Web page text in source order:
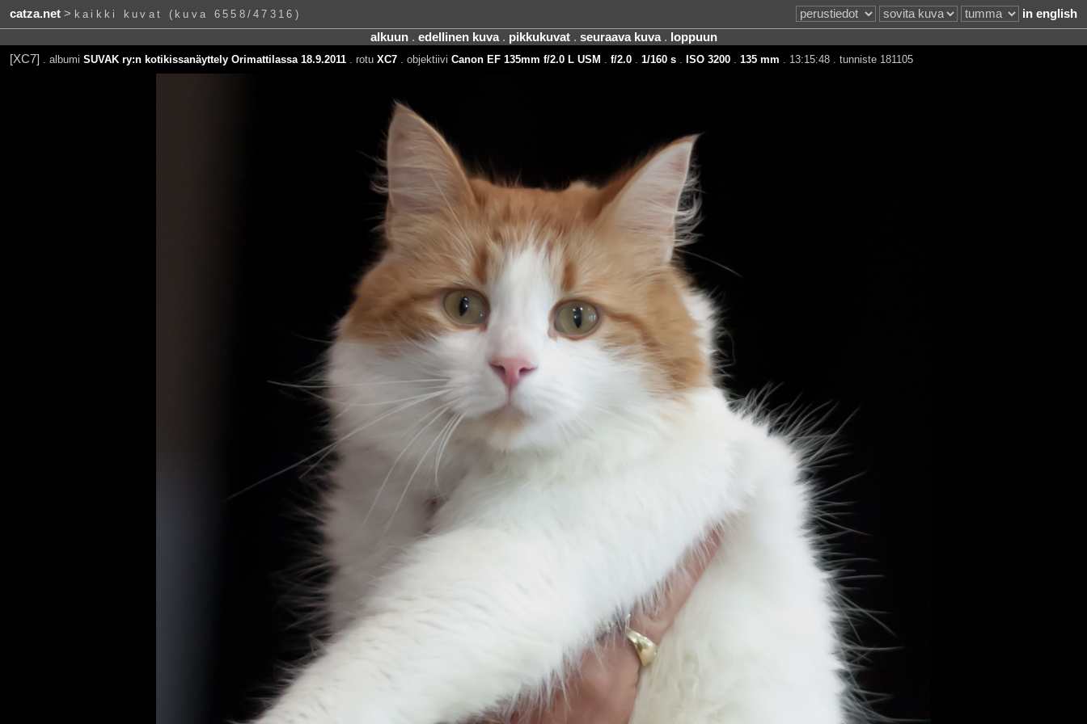
catza.net> kaikki kuvat (kuva 6558/47316)
in english
alkuun. edellinen kuva. pikkukuvat. seuraava kuva. loppuun
[XC7]
. albumi SUVAK ry:n kotikissanäyttely Orimattilassa 18.9.2011. rotu XC7. objektiivi Canon EF 135mm f/2.0 L USM f/2.0. 1/160 s. ISO 3200. 135 mm . 13:15:48 . tunniste 181105